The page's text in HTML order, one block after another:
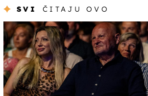
SVI ČITAJU OVO